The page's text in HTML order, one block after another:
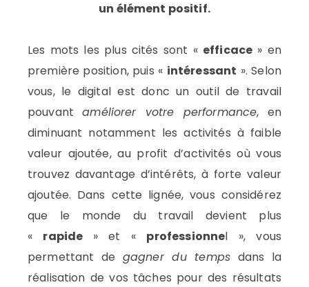
un élément positif.
Les mots les plus cités sont « efficace » en
première position, puis « intéressant ». Selon
vous, le digital est donc un outil de travail
pouvantaméliorer votre performance, en
diminuant notamment les activités à faible
valeur ajoutée, au profit d’activités où vous
trouvez davantage d’intérêts, à forte valeur
ajoutée. Dans cette lignée, vous considérez
que le monde du travail devient plus
« rapide » et « professionnel », vous
permettant de gagner du temps dans la
réalisation de vos tâches pour des résultats